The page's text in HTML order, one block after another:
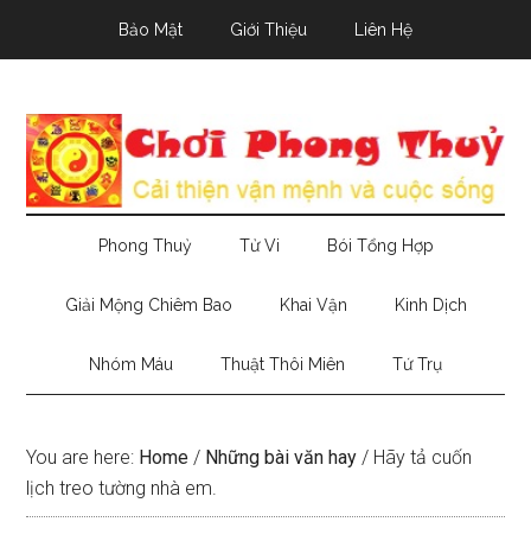
Bảo Mật Giới Thiệu Liên Hệ
Phong Thuỷ Tử Vi Bói Tổng Hợp
Giải Mộng Chiêm Bao Khai Vận Kinh Dịch
Nhóm Máu Thuật Thôi Miên Tứ Trụ
You are here: Home / Những bài văn hay / Hãy tả cuốn
lịch treo tường nhà em.